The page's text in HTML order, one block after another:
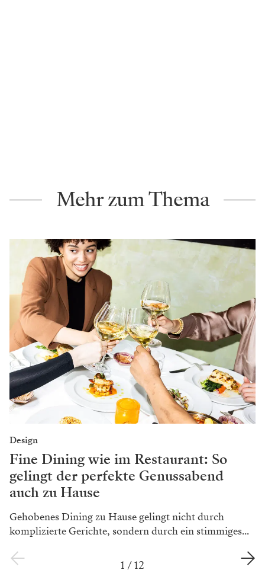
Mehr zum Thema
Design
Fine Dining wie im Restaurant: So
gelingt der perfekte Genussabend
auch zu Hause
Gehobenes Dining zu Hause gelingt nicht durch
komplizierte Gerichte, sondern durch ein stimmiges...
1 /12